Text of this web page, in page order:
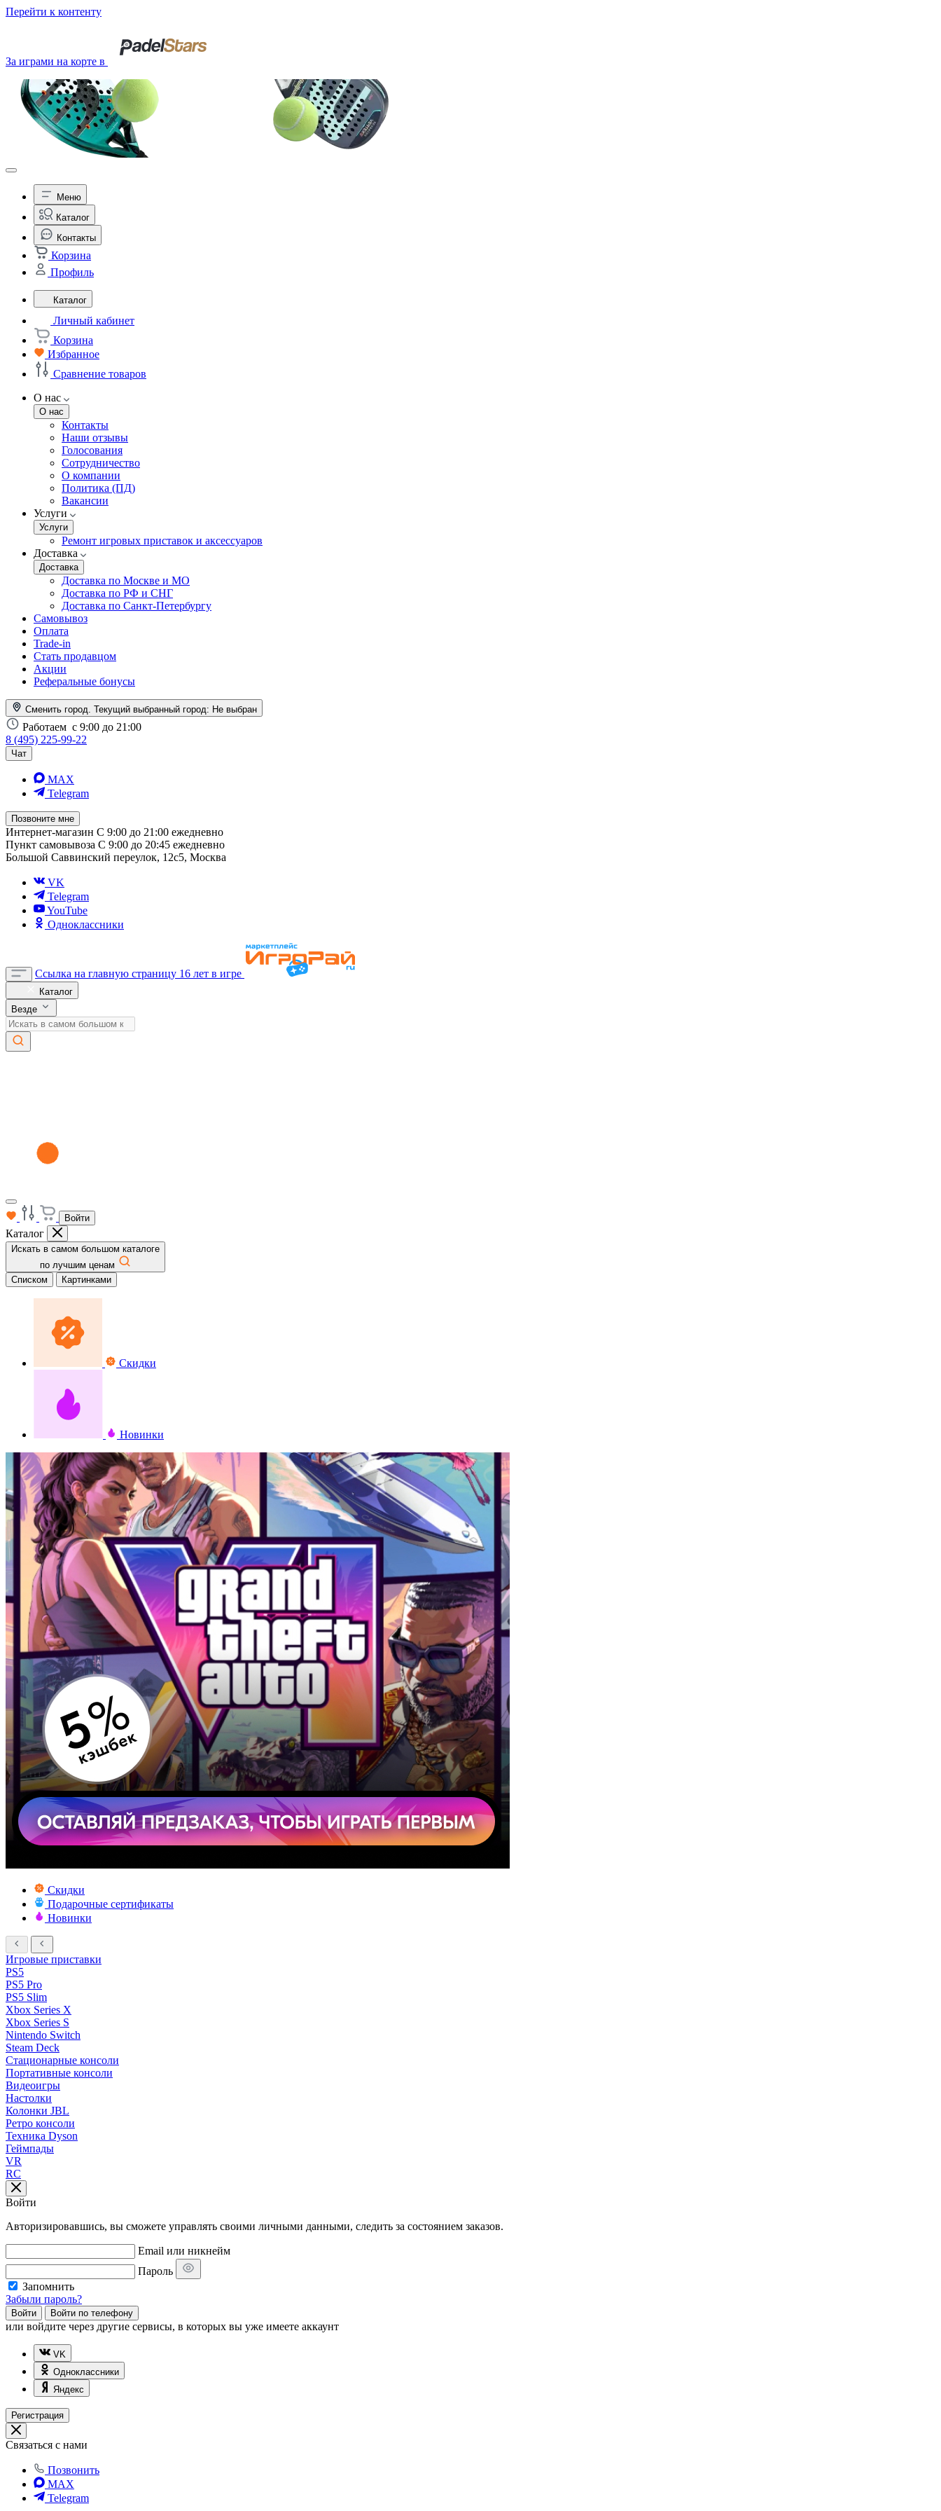
Перейти к контенту
За играми на корте в
Меню
Каталог
Контакты
Корзина
Профиль
Каталог
Личный кабинет
Корзина
Избранное
Сравнение товаров
О нас
О нас
Контакты
Наши отзывы
Голосования
Сотрудничество
О компании
Политика (ПД)
Вакансии
Услуги
Услуги
Ремонт игровых приставок и аксессуаров
Доставка
Доставка
Доставка по Москве и МО
Доставка по РФ и СНГ
Доставка по Санкт-Петербургу
Самовывоз
Оплата
Trade-in
Стать продавцом
Акции
Реферальные бонусы
Сменить город. Текущий выбранный город: Не выбран
Работаем с 9:00 до 21:00
8 (495) 225-99-22
Чат
MAX
Telegram
Позвоните мне
Интернет-магазин С 9:00 до 21:00 ежедневно
Пункт самовывоза С 9:00 до 20:45 ежедневно
Большой Саввинский переулок, 12с5, Москва
VK
Telegram
YouTube
Одноклассники
Ссылка на главную страницу 16 лет в игре
Каталог
Везде
Войти
Каталог
Искать в самом большом каталоге
по лучшим ценам
Списком
Картинками
Скидки
Новинки
Скидки
Подарочные сертификаты
Новинки
Игровые приставки
PS5
PS5 Pro
PS5 Slim
Xbox Series X
Xbox Series S
Nintendo Switch
Steam Deck
Стационарные консоли
Портативные консоли
Видеоигры
Настолки
Колонки JBL
Ретро консоли
Техника Dyson
Геймпады
VR
RC
Войти
Авторизировавшись, вы сможете управлять своими личными данными, следить за состоянием заказов.
Email или никнейм
Пароль
Запомнить
Забыли пароль?
Войти Войти по телефону
или войдите через другие сервисы, в которых вы уже имеете аккаунт
VK
Одноклассники
Яндекс
Регистрация
Связаться с нами
Позвонить
MAX
Telegram